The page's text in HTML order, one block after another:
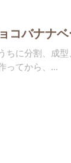
コバナナ
ちに分割、成
ってから、...